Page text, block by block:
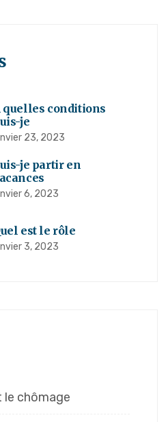
quelles conditions
je
23, 2023
je partir en
6, 2023
est le rôle
3, 2023
chômage